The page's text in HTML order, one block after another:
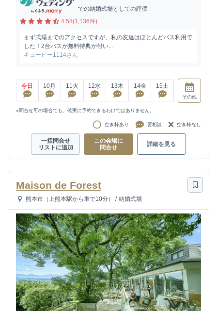
での結婚式場としての評価
4.58(1,136件)
まず式場までのアクセスですが、私の友達はほとんどバス利用で
した！2台バスが無料特典が付い...
キューピー1114さん
今日 10月 11火 12水 13木 14金 15土
その他
※問合せ可の場合でも、確実に予約できるわけではありません。
空き枠あり 要相談 空き枠なし
一括問合せ
リストに追加
この会場に
問合せ
詳細を見る
Maison de Forest
熊本市（上熊本駅から車で10分） / 結婚式場